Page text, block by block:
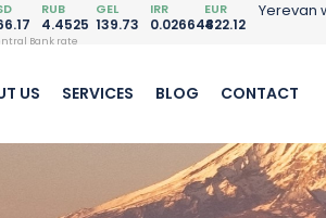
RUB
4.4525
GEL
139.73
IRR
0.026648
EUR
422.12
Bank rate
Yerevan
US SERVICES BLOG CONTACT